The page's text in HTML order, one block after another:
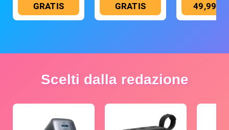
GRATIS GRATIS 49,99 €
Scelti dalla redazione